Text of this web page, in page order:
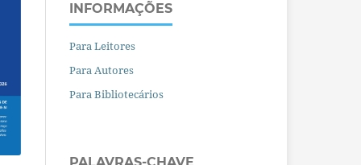
INFORMAÇÕES
Para Leitores
Para Autores
Para Bibliotecários